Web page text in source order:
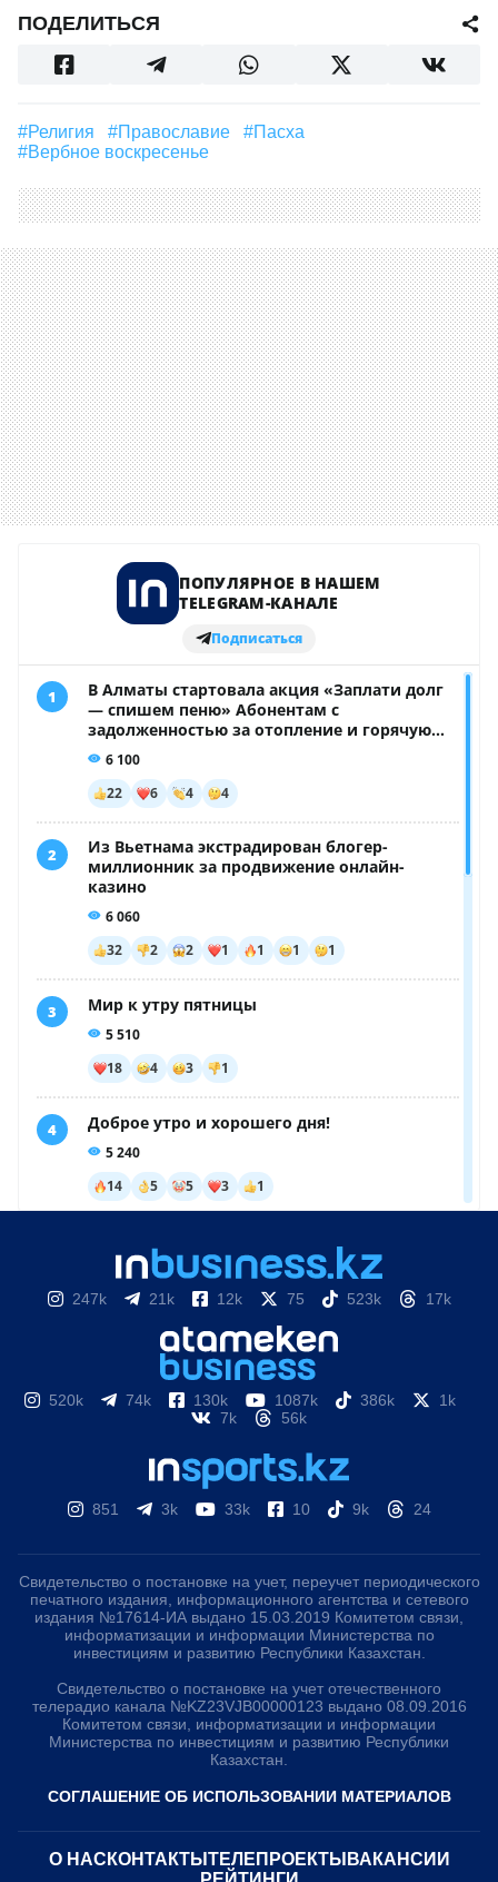
ПОДЕЛИТЬСЯ
#религия #православие
#Пасха
#Вербное воскресенье
247k 21k 12k 75 523k 17k
520k 74k 130k 1087k 386k
1k
7k
56k
851 3k 33k 10 9k 24
Свидетельство о постановке на учет, переучет периодического
печатного издания, информационного агентства и сетевого
издания №17614-ИА выдано 15.03.2019 Комитетом связи,
информатизации и информации Министерства по
инвестициям и развитию Республики Казахстан.
Свидетельство о постановке на учет отечественного
телерадио канала №KZ23VJB00000123 выдано 08.09.2016
Комитетом связи, информатизации и информации
Министерства по инвестициям и развитию Республики
Казахстан.
СОГЛАШЕНИЕ ОБ ИСПОЛЬЗОВАНИИ МАТЕРИАЛОВ
О НАС КОНТАКТЫ ТЕЛЕПРОЕКТЫ ВАКАНСИИ